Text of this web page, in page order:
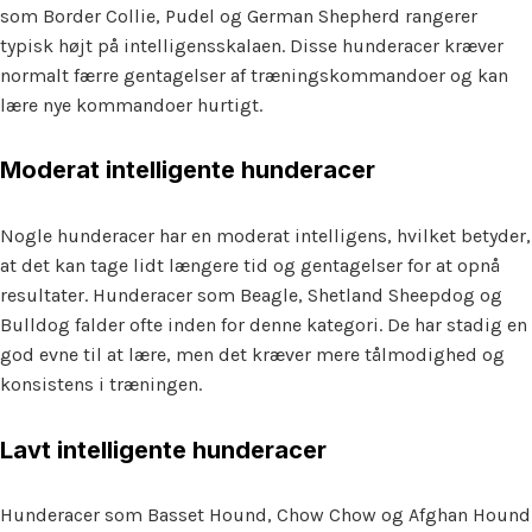
som Border Collie, Pudel og German Shepherd rangerer
typisk højt på intelligensskalaen. Disse hunderacer kræver
normalt færre gentagelser af træningskommandoer og kan
lære nye kommandoer hurtigt.
Moderat intelligente hunderacer
Nogle hunderacer har en moderat intelligens, hvilket betyder,
at det kan tage lidt længere tid og gentagelser for at opnå
resultater. Hunderacer som Beagle, Shetland Sheepdog og
Bulldog falder ofte inden for denne kategori. De har stadig en
god evne til at lære, men det kræver mere tålmodighed og
konsistens i træningen.
Lavt intelligente hunderacer
Hunderacer som Basset Hound, Chow Chow og Afghan Hound